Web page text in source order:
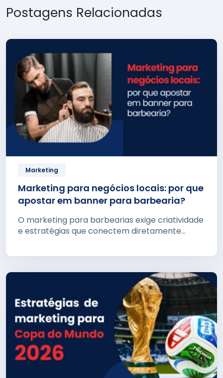
Postagens Relacionadas
Marketing
Marketing para negócios locais: por que
apostar em banner para barbearia?
O marketing para barbearias exige criatividade
e estratégias que conectem diretamente...